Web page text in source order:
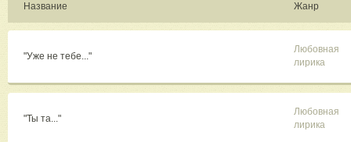
Название Жанр
"Уже не тебе..."
Любовная
лирика
"Ты та..."
Любовная
лирика